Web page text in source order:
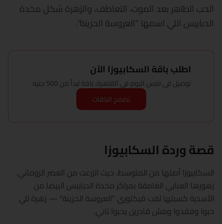
الحب الطاهر بعد الموت، التعاطف، والزهرة شكل مخدة
الدبابيس اللي اسمها "العروسة الحزينة".
اطلب باقة السكابيوزا الآن
توصيل في نفس اليوم في القاهرة، باقة تبدأ من 500 جنيه.
تصفح الباقات
قصة وردة السكابيوزا
السكابيوزا أصلها من المتوسط، حيث اتزرعت من العصر الروماني.
زهورها العنابي الغامقة بمراكز مخدة الدبابيس البيضا من
الأسدية كسبتها لقب فيكتوري "العروسة الحزينة" — زهرة للي
حبوا وفقدوا ومش قادرين يحبوا تاني.